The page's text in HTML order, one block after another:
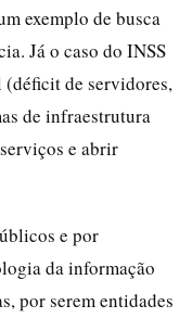
exemplo de busca
Já o caso do INSS
(déficit de servidores,
de infraestrutura
e abrir
e por
da informação
por serem entidades